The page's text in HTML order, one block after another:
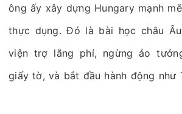
ông ấy xây dựng Hungary mạnh
thực dụng. Đó là bài học châu
viện trợ lãng phí, ngừng ảo
giấy tờ, và bắt đầu hành động như